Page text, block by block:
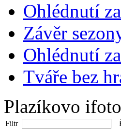
Ohlédnutí
Závěr
Ohlédnutí
Tváře bez
Plazíkovo
Filtr